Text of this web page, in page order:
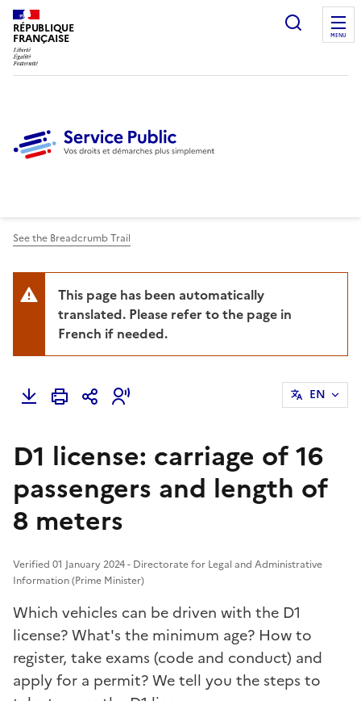
RÉPUBLIQUE
FRANÇAISE
Ouvrir
MENU
See the Breadcrumb Trail
This page has been automatically
translated. Please refer to the page in
French if needed.
EN
D1 license: carriage of 16
passengers and length of
8 meters
Verified 01 January 2024 - Directorate for Legal and Administrative
Information (Prime Minister)
Which vehicles can be driven with the D1
license? What's the minimum age? How to
register, take exams (code and conduct) and
apply for a permit? We tell you the steps to